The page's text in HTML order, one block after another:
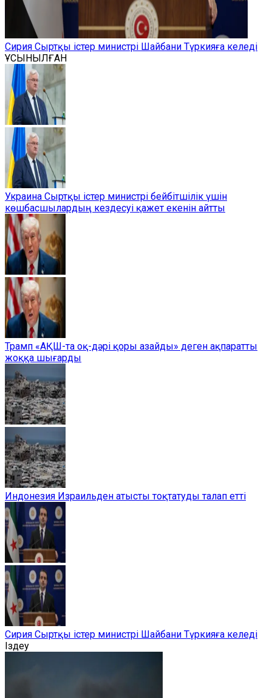
Сирия Сыртқы істер министрі Шайбани Түркияға келеді
ҰСЫНЫЛҒАН
Украина Сыртқы істер министрі бейбітшілік үшін
көшбасшылардың кездесуі қажет екенін айтты
Трамп «АҚШ-та оқ-дәрі қоры азайды» деген ақпаратты
жоққа шығарды
Индонезия Израильден атысты тоқтатуды талап етті
Сирия Сыртқы істер министрі Шайбани Түркияға келеді
Іздеу